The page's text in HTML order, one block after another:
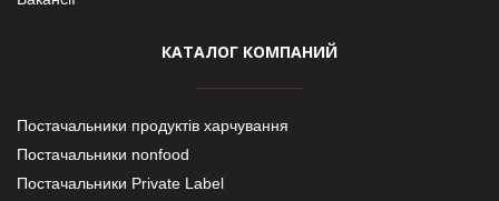
КАТАЛОГ КОМПАНИЙ
Постачальники продуктів харчування
Постачальники nonfood
Постачальники Private Label